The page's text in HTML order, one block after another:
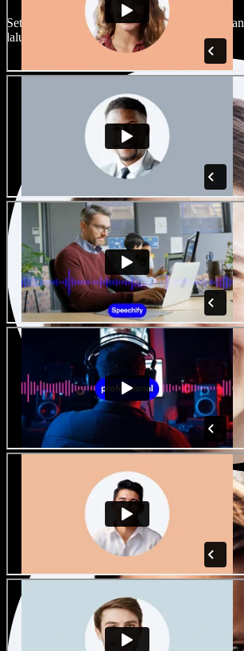
Setiap proyek bisa terdengar beda. Pilih
lalu sesuaikan sesuka Anda.